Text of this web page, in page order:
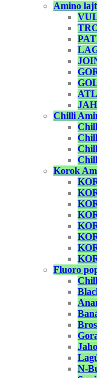
Amino
Chilli
Korok
Fluoro
N-